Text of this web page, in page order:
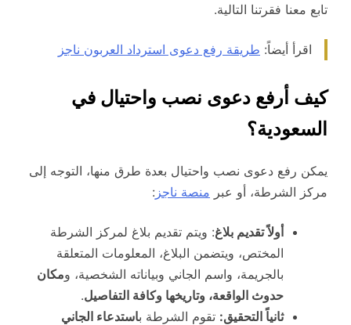
تابع معنا فقرتنا التالية.
اقرأ أيضاً: طريقة رفع دعوى استرداد العربون ناجز
كيف أرفع دعوى نصب واحتيال في
السعودية؟
يمكن رفع دعوى نصب واحتيال بعدة طرق منها، التوجه إلى
مركز الشرطة، أو عبر منصة ناجز :
أولاً تقديم بلاغ: ويتم تقديم بلاغ لمركز الشرطة
المختص، ويتضمن البلاغ، المعلومات المتعلقة
بالجريمة، واسم الجاني وبياناته الشخصية، ومكان
حدوث الواقعة، وتاريخها وكافة التفاصيل.
ثانياً التحقيق: تقوم الشرطة باستدعاء الجاني